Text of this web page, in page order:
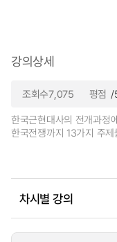
강의상세
조회수7,075 평점 /
한국근현대사의 전개과정
한국전쟁까지 13가지 주
차시별 강의